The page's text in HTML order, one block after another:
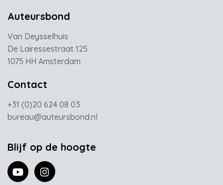
Auteursbond
Van Deysselhuis
De Lairessestraat 125
1075 HH Amsterdam
Contact
+31 (0)20 624 08 03
bureau@auteursbond.nl
Blijf op de hoogte